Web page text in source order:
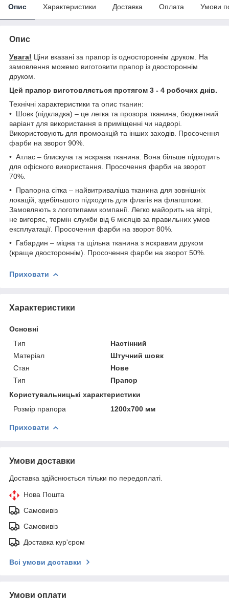
Опис Характеристики Доставка Оплата Умови
Опис
Увага! Ціни вказані за прапор із одностороннім друком. На
замовлення можемо виготовити прапор із двостороннім
друком.
Цей прапор виготовляється протягом 3 - 4 робочих днів.
Технічні характеристики та опис тканин:
• Шовк (підкладка) – це легка та прозора тканина, бюджетний
варіант для використання в приміщенні чи надворі.
Використовують для промоакцій та інших заходів. Просочення
фарби на зворот 90%.
• Атлас – блискуча та яскрава тканина. Вона більше підходить
для офісного використання. Просочення фарби на зворот
70%.
• Прапорна сітка – найвитриваліша тканина для зовнішніх
локацій, здебільшого підходить для флагів на флагштоки.
Замовляють з логотипами компанії. Легко майорить на вітрі,
не вигоряє, термін служби від 6 місяців за правильних умов
експлуатації. Просочення фарби на зворот 80%.
• Габардин – міцна та щільна тканина з яскравим друком
(краще двостороннім). Просочення фарби на зворот 50%.
Приховати
Характеристики
Основні
Тип
Настінний
Матеріал
Штучний шовк
Стан
Нове
Тип
Прапор
Користувальницькі характеристики
Розмір прапора
1200х700 мм
Приховати
Умови доставки
Доставка здійснюється тільки по передоплаті.
Нова Пошта
Самовивіз
Самовивіз
Доставка кур'єром
Всі умови доставки
Умови оплати